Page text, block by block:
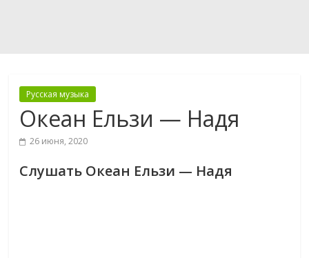
Русская музыка
Океан Ельзи — Надя
26 июня, 2020
Слушать Океан Ельзи — Надя